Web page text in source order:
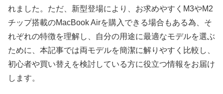
れました。ただ、新型登場により、お求めやすくM3やM2
チップ搭載のMacBook Airを購入できる場合もある為、そ
れぞれの特徴を理解し、自分の用途に最適なモデルを選ぶ
ために、本記事では両モデルを簡潔に解りやすく比較し、
初心者や買い替えを検討している方に役立つ情報をお届け
します。